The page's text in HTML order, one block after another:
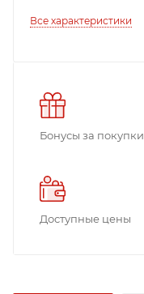
Все характеристики
Бонусы за покупки
Доступные цены